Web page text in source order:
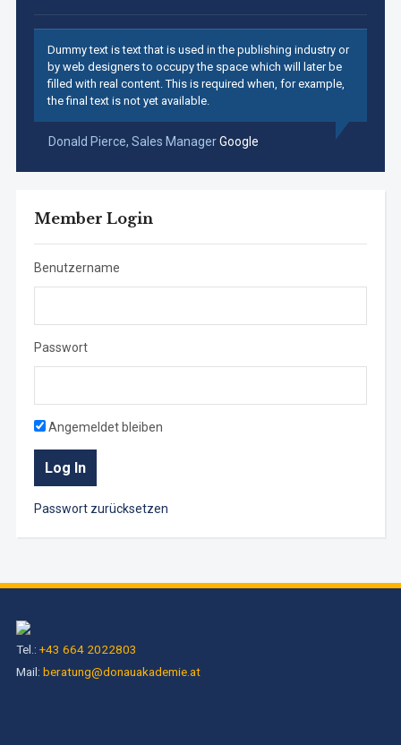
Dummy text is text that is used in the publishing industry or
by web designers to occupy the space which will later be
filled with real content. This is required when, for example,
the final text is not yet available.
Donald Pierce, Sales ManagerGoogle
Member Login
Benutzername
Passwort
Angemeldet bleiben
Passwort zurücksetzen
Tel.: +43 664 2022803
Mail: beratung@donauakademie.at